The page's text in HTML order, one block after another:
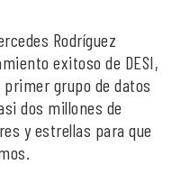
Rodríguez
exitoso de DESI,
grupo de datos
dos millones de
y estrellas para que